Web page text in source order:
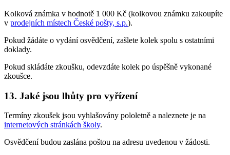
Kolková známka v hodnotě 1 000 Kč (kolkovou známku zakoupíte
v prodejních místech České pošty, s.p.).
Pokud žádáte o vydání osvědčení, zašlete kolek spolu s ostatními
doklady.
Pokud skládáte zkoušku, odevzdáte kolek po úspěšně vykonané
zkoušce.
13. Jaké jsou lhůty pro vyřízení
Termíny zkoušek jsou vyhlašovány pololetně a naleznete je na
internetových stránkách školy.
Osvědčení budou zaslána poštou na adresu uvedenou v žádosti.